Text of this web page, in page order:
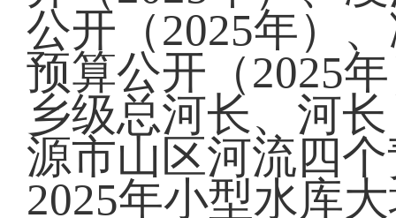
公开（2025年）
预算公开（2025
乡级总河长、河
源市山区河流四
2025年小型水库